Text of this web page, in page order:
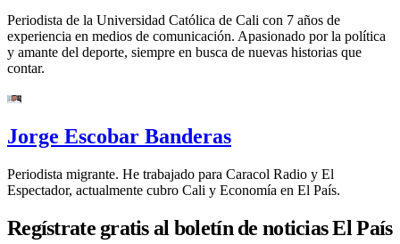
Periodista de la Universidad Católica de Cali con 7 años de
experiencia en medios de comunicación. Apasionado por la política
y amante del deporte, siempre en busca de nuevas historias que
contar.
Jorge Escobar Banderas
Periodista migrante. He trabajado para Caracol Radio y El
Espectador, actualmente cubro Cali y Economía en El País.
Regístrate gratis al boletín de noticias El País